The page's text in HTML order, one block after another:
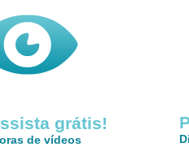
grátis!
de vídeos